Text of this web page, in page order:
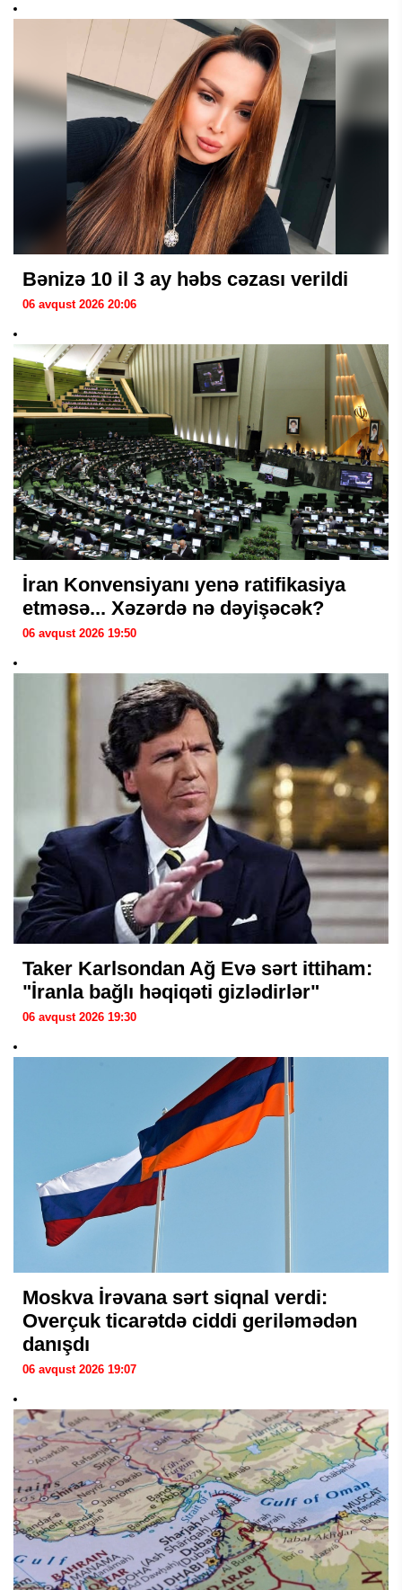
Bənizə 10 il 3 ay həbs cəzası verildi
06 avqust 2026 20:06
İran Konvensiyanı yenə ratifikasiya
etməsə... Xəzərdə nə dəyişəcək?
06 avqust 2026 19:50
Taker Karlsondan Ağ Evə sərt ittiham:
"İranla bağlı həqiqəti gizlədirlər"
06 avqust 2026 19:30
Moskva İrəvana sərt siqnal verdi:
Overçuk ticarətdə ciddi geriləmədən
danışdı
06 avqust 2026 19:07